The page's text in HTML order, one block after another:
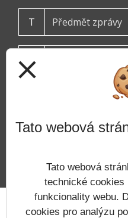
T
Prohlášení o
close
Tato webová
Tato webová
technické
funkcionality webu.
cookies pro analýzu